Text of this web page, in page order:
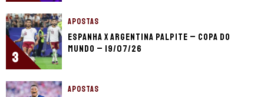
3
APOSTAS
Espanha x Argentina palpite – Copa do
Mundo – 19/07/26
APOSTAS